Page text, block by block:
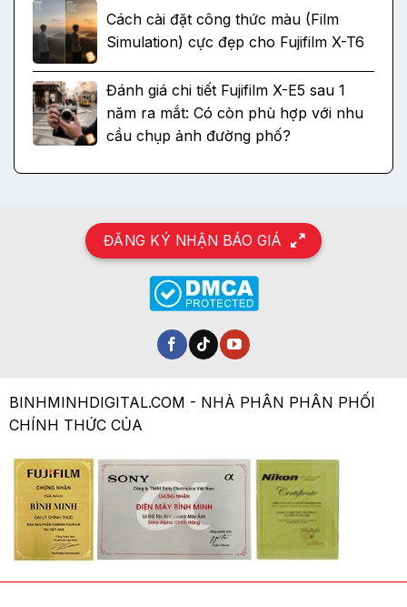
Cách cài đặt công thức màu (Film
Simulation) cực đẹp cho Fujifilm X-T6
Đánh giá chi tiết Fujifilm X-E5 sau 1
năm ra mắt: Có còn phù hợp với nhu
cầu chụp ảnh đường phố?
ĐĂNG KÝ NHẬN BÁO GIÁ
BINHMINHDIGITAL.COM - NHÀ PHÂN PHÂN PHỐI
CHÍNH THỨC CỦA